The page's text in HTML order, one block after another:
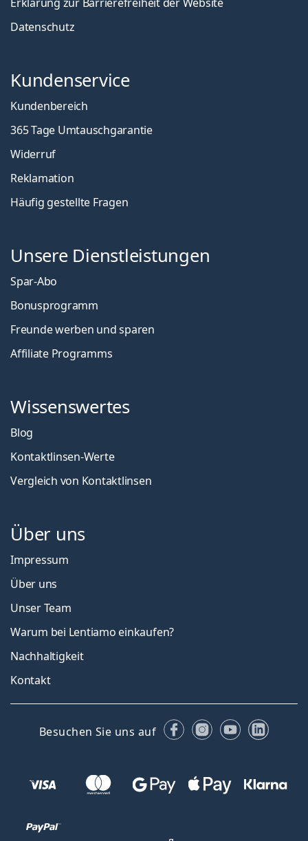
Datenschutz
Kundenservice
Kundenbereich
365 Tage Umtauschgarantie
Widerruf
Reklamation
Häufig gestellte Fragen
Unsere Dienstleistungen
Spar-Abo
Bonusprogramm
Freunde werben und sparen
Affiliate Programms
Wissenswertes
Blog
Kontaktlinsen-Werte
Vergleich von Kontaktlinsen
Über uns
Impressum
Über uns
Unser Team
Warum bei Lentiamo einkaufen?
Nachhaltigkeit
Kontakt
Besuchen Sie uns auf FacebookInstagram
YouTube